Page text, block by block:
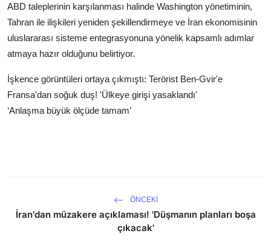
ABD taleplerinin karşılanması halinde Washington yönetiminin,
Tahran ile ilişkileri yeniden şekillendirmeye ve İran ekonomisinin
uluslararası sisteme entegrasyonuna yönelik kapsamlı adımlar
atmaya hazır olduğunu belirtiyor.
İşkence görüntüleri ortaya çıkmıştı: Terörist Ben-Gvir'e
Fransa'dan soğuk duş! 'Ülkeye girişi yasaklandı'
‘Anlaşma büyük ölçüde tamam’
ÖNCEKI
İran'dan müzakere açıklaması! 'Düşmanın planları boşa
çıkacak'